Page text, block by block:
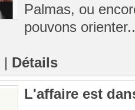
Palmas, ou
pouvons
| Détails
L'affaire est